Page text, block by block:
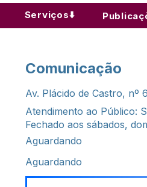
Serviços⬇️
Comunicação
Av. Plácido de Castro, nº
Atendimento ao Público:
Fechado aos sábados,
Aguardando
Aguardando